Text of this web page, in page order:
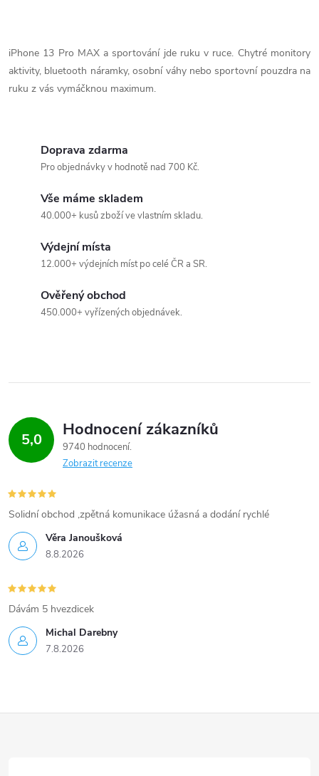
v
l
ý
p
i
s
u
iPhone 13 Pro MAX a sportování jde ruku v ruce. Chytré monitory
aktivity, bluetooth náramky, osobní váhy nebo sportovní pouzdra na
ruku z vás vymáčknou maximum.
Doprava zdarma
Pro objednávky v hodnotě nad 700 Kč.
Vše máme skladem
40.000+ kusů zboží ve vlastním skladu.
Výdejní místa
12.000+ výdejních míst po celé ČR a SR.
Ověřený obchod
450.000+ vyřízených objednávek.
5,0 Hodnocení zákazníků
9740 hodnocení
Zobrazit recenze
Věra Janoušková
8.8.2026
Solidní obchod ,zpětná komunikace úžasná a dodání rychlé
Michal Darebny
7.8.2026
Dávám 5 hvezdicek